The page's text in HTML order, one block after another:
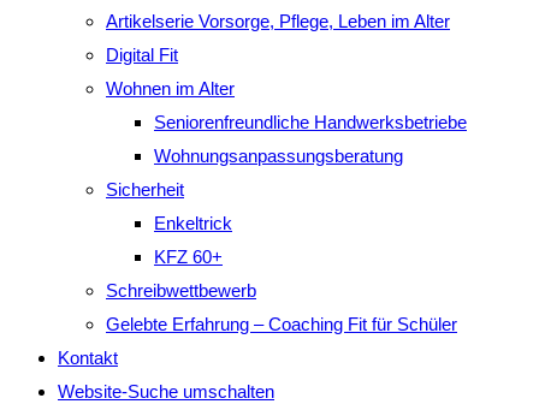
Artikelserie Vorsorge, Pflege, Leben im Alter
Digital Fit
Wohnen im Alter
Seniorenfreundliche Handwerksbetriebe
Wohnungsanpassungsberatung
Sicherheit
Enkeltrick
KFZ 60+
Schreibwettbewerb
Gelebte Erfahrung – Coaching Fit für Schüler
Kontakt
Website-Suche umschalten